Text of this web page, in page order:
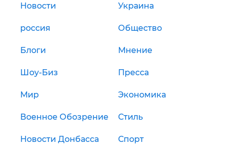
Новости Украина
россия Общество
Блоги Мнение
Шоу-Биз Пресса
Мир Экономика
Военное Обозрение Стиль
Новости Донбасса Спорт